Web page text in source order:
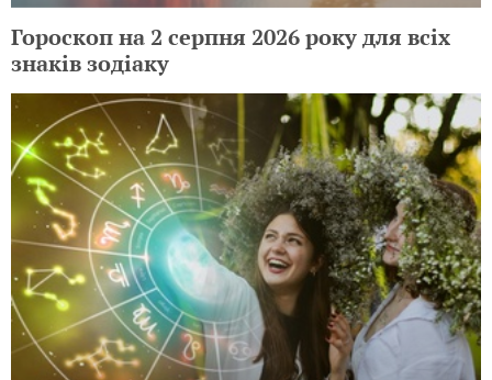
Гороскоп на 2 серпня 2026 року для всіх
знаків зодіаку